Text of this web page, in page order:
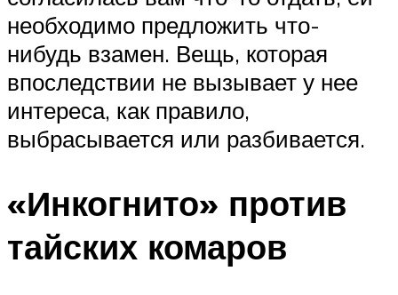
необходимо предложить что-
нибудь взамен. Вещь, которая
впоследствии не вызывает у нее
интереса, как правило,
выбрасывается или разбивается.
«Инкогнито» против
тайских комаров